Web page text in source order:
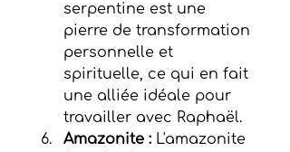
serpentine est une
pierre de transformation
personnelle et
spirituelle, ce qui en fait
une alliée idéale pour
travailler avec Raphaël.
Amazonite : L'amazonite